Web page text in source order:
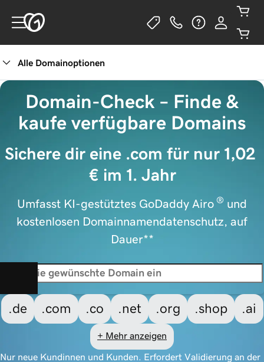
Alle Domainoptionen
Domain-Check – Finde &
kaufe verfügbare Domains
Sichere dir eine .com für nur 1,02
€ im 1. Jahr
Umfasst KI-gestütztes GoDaddy Airo ® und
kostenlosen Domainnamendatenschutz, auf
Dauer**
.de .com .co .net .org .shop .ai
+ Mehr anzeigen
Nur neue Kundinnen und Kunden. Erfordert Validierung an der